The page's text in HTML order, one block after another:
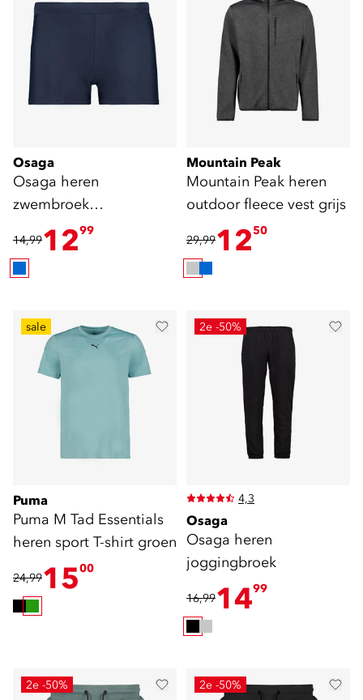
Osaga
Osaga heren
zwembroek
donkerblauw
14,991299
Mountain Peak
Mountain Peak heren
outdoor fleece vest grijs
29,991250
sale
Puma
Puma M Tad Essentials
heren sport T-shirt groen
24,991500
2e -50%
4,3
Osaga
Osaga heren
joggingbroek
16,991499
2e -50% 2e -50%